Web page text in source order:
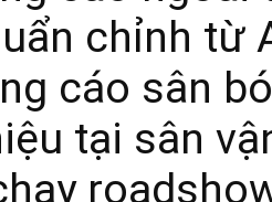
chỉnh từ
cáo sân
tại sân